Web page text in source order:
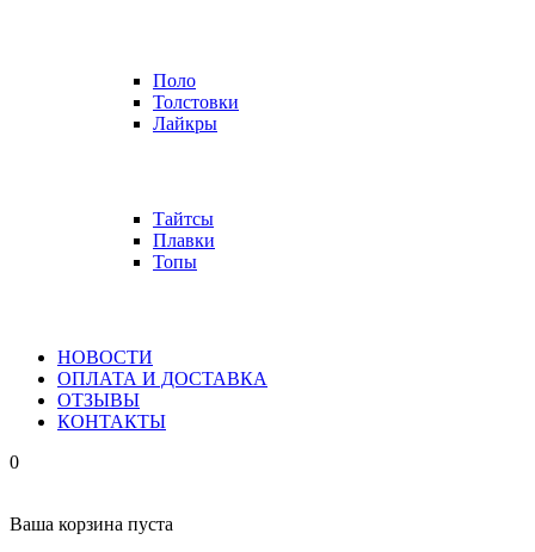
Поло
Толстовки
Лайкры
Тайтсы
Плавки
Топы
НОВОСТИ
ОПЛАТА И ДОСТАВКА
ОТЗЫВЫ
КОНТАКТЫ
0
Ваша корзина пуста